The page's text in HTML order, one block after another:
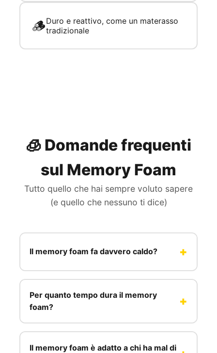
🪵Duro e reattivo, come un materasso
tradizionale
🧊 Domande frequenti
sul Memory Foam
Tutto quello che hai sempre voluto sapere
(e quello che nessuno ti dice)
Il memory foam fa davvero caldo?
Per quanto tempo dura il memory
foam?
Il memory foam è adatto a chi ha mal di